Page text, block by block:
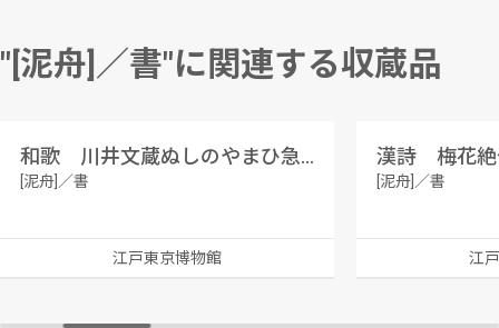
"[泥舟]／書"に関連する収蔵品
和歌 川井文蔵ぬしのやまひ急事なりとききて
[泥舟]／書
江戸東京博物館
漢詩 梅花絶
[泥舟]／書
江